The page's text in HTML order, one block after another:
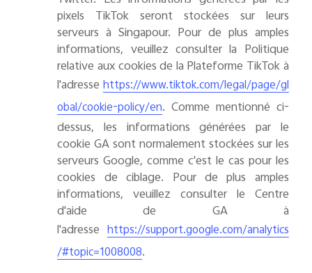
pixels TikTok seront stockées sur leurs
serveurs à Singapour. Pour de plus amples
informations, veuillez consulter la Politique
relative aux cookies de la Plateforme TikTok à
l'adresse https://www.tiktok.com/legal/page/gl
obal/cookie-policy/en. Comme mentionné ci-
dessus, les informations générées par le
cookie GA sont normalement stockées sur les
serveurs Google, comme c'est le cas pour les
cookies de ciblage. Pour de plus amples
informations, veuillez consulter le Centre
d'aide de GA à
l'adresse https://support.google.com/analytics
/#topic=1008008.